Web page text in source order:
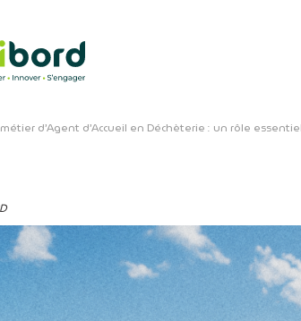
d’Agent d’Accueil en Déchèterie : un rôle